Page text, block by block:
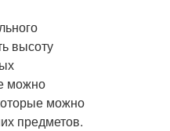
высоту
можно
можно
предметов.